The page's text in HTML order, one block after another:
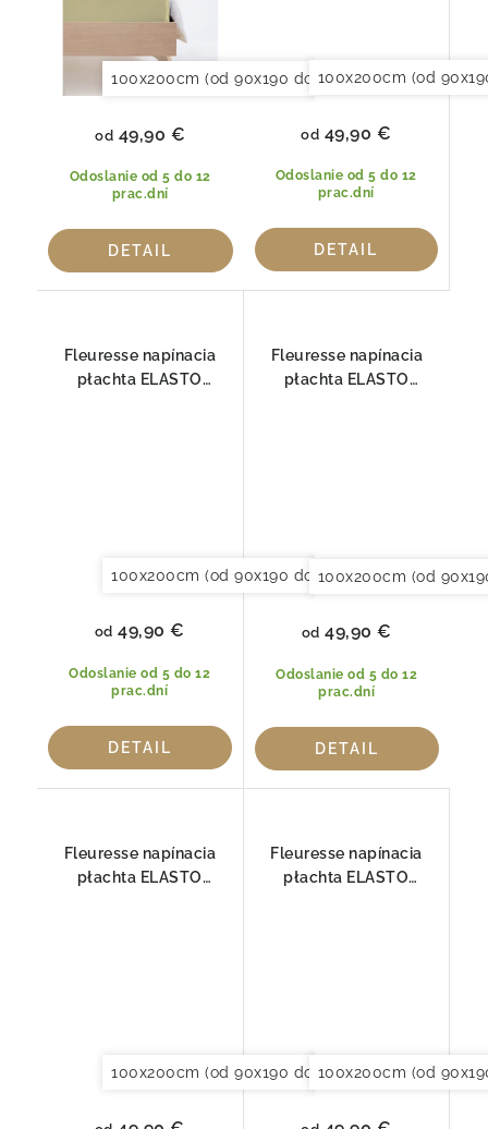
100x200cm (od 90x190 do 120x220cm)
Odoslanie od 5 do 12
prac.dní
od 49,90 €
DETAIL
100x200cm (od
Odoslanie od 5 do 12
prac.dní
od 49,90 €
DETAIL
Fleuresse napínacia
płachta ELASTO
100x200cm (od 90x190 do 120x220cm)
Odoslanie od 5 do 12
prac.dní
od 49,90 €
DETAIL
Fleuresse napínacia
płachta ELASTO
100x200cm (od
Odoslanie od 5 do 12
prac.dní
od 49,90 €
DETAIL
Fleuresse napínacia
płachta ELASTO
100x200cm (od 90x190 do 120x220cm)
Fleuresse napínacia
płachta ELASTO
100x200cm (od